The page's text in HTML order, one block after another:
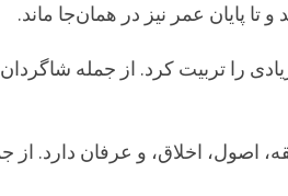
پایان عمر نیز در همان‌جا ماند.
را تربیت کرد. از جمله
اصول، اخلاق، و عرفان دارد.